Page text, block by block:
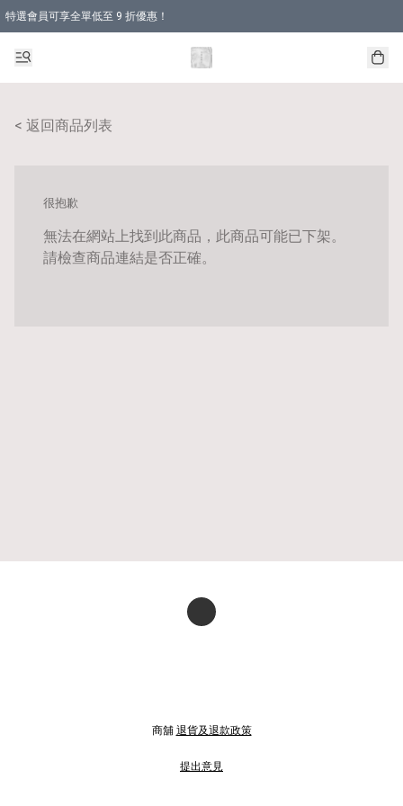
特選會員可享全單低至 9 折優惠！
< 返回商品列表
很抱歉
無法在網站上找到此商品，此商品可能已下架。
請檢查商品連結是否正確。
商舖 退貨及退款政策
提出意見